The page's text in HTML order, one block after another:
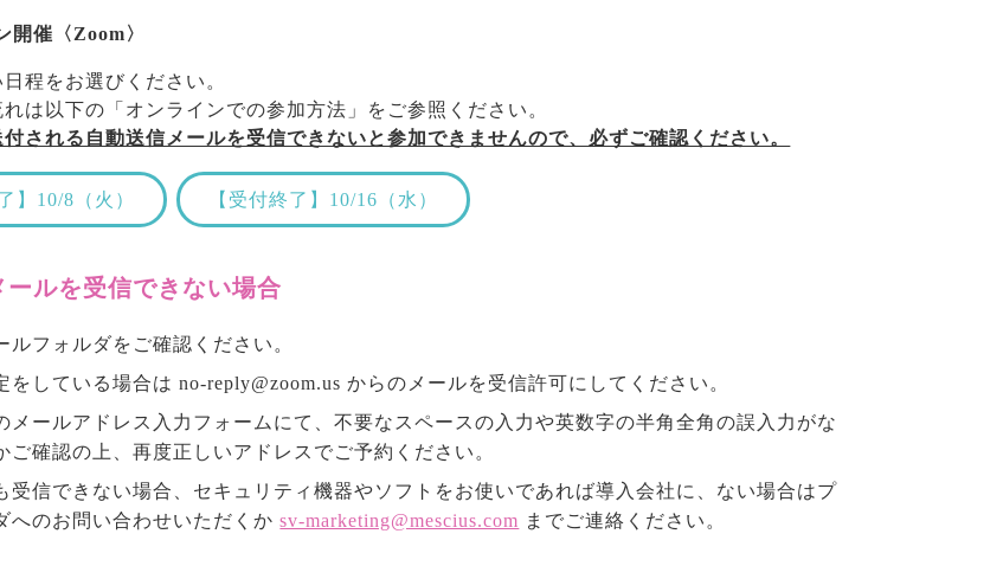
開催〈Zoom〉
程をお選びください。
は以下の「オンラインでの参加方法」をご参照ください。
される自動送信メールを受信できないと参加できませんので、必ずご確認ください。
】10/8（火） 【受付終了】10/16（水）
ールを受信できない場合
ルフォルダをご確認ください。
をしている場合は no-reply@zoom.us からのメールを受信許可にしてください。
メールアドレス入力フォームにて、不要なスペースの入力や英数字の半角全角の誤入力がな
ご確認の上、再度正しいアドレスでご予約ください。
受信できない場合、セキュリティ機器やソフトをお使いであれば導入会社に、ない場合はプ
へのお問い合わせいただくかsv-marketing@mescius.com までご連絡ください。